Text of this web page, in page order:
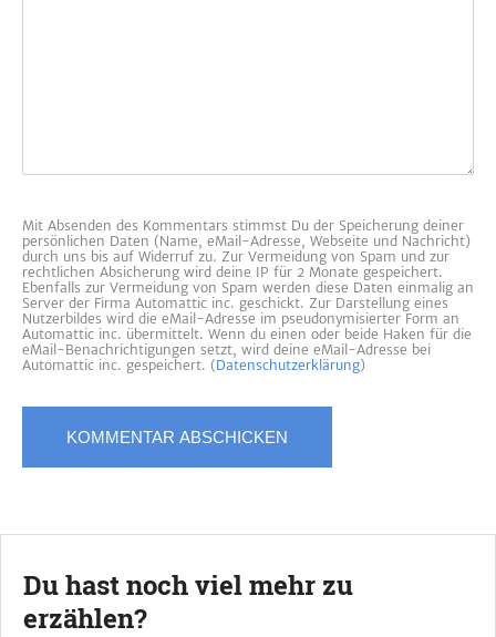
Mit Absenden des Kommentars stimmst Du der Speicherung deiner
persönlichen Daten (Name, eMail-Adresse, Webseite und Nachricht)
durch uns bis auf Widerruf zu. Zur Vermeidung von Spam und zur
rechtlichen Absicherung wird deine IP für 2 Monate gespeichert.
Ebenfalls zur Vermeidung von Spam werden diese Daten einmalig an
Server der Firma Automattic inc. geschickt. Zur Darstellung eines
Nutzerbildes wird die eMail-Adresse im pseudonymisierter Form an
Automattic inc. übermittelt. Wenn du einen oder beide Haken für die
eMail-Benachrichtigungen setzt, wird deine eMail-Adresse bei
Automattic inc. gespeichert. (Datenschutzerklärung)
Du hast noch viel mehr zu
erzählen?